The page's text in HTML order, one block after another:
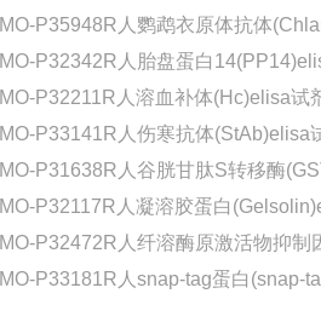
MO-P35948R人鹦鹉衣原体抗体
MO-P32342R人胎盘蛋白
MO-P32211R人溶血补体(Hc)elisa试
MO-P33141R人伤寒抗体(StAb)elisa
MO-P31638R人谷胱甘肽S转移酶
MO-P32117R人凝溶胶蛋白
MO-P32472R人纤溶酶原激活物抑制
MO-P33181R人snap-tag蛋白(snap-